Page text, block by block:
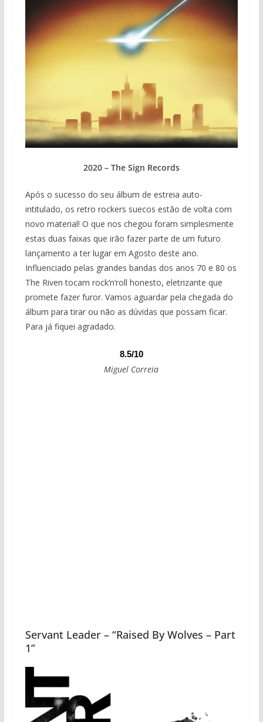
2020 – The Sign Records
Após o sucesso do seu álbum de estreia auto-
intitulado, os retro rockers suecos estão de volta com
novo material! O que nos chegou foram simplesmente
estas duas faixas que irão fazer parte de um futuro
lançamento a ter lugar em Agosto deste ano.
Influenciado pelas grandes bandas dos anos 70 e 80 os
The Riven tocam rock’n’roll honesto, eletrizante que
promete fazer furor. Vamos aguardar pela chegada do
álbum para tirar ou não as dúvidas que possam ficar.
Para já fiquei agradado.
8.5/10
Miguel Correia
Servant Leader – “Raised By Wolves – Part
1”